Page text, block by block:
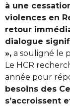
à une
violences en
retour
dialogue
», a souligné le
Le HCR
année pour
besoins des
s’accroissent